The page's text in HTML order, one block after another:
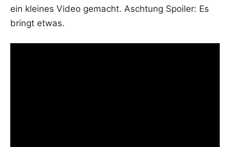
ein klei­nes Video gemacht. Asch­tung Spoi­ler: Es
bringt etwas.